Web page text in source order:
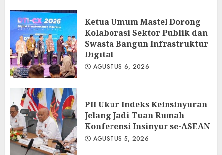
Ketua Umum Mastel Dorong
Kolaborasi Sektor Publik dan
Swasta Bangun Infrastruktur
Digital
AGUSTUS 6, 2026
PII Ukur Indeks Keinsinyuran
Jelang Jadi Tuan Rumah
Konferensi Insinyur se-ASEAN
AGUSTUS 5, 2026